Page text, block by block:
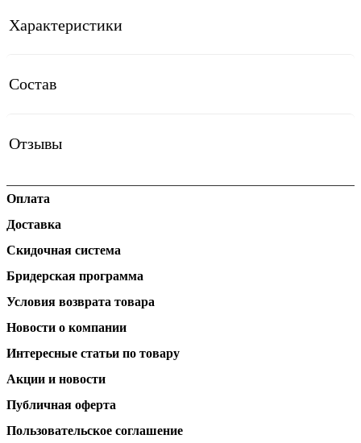
Характеристики
Состав
Отзывы
Оплата
Доставка
Скидочная система
Бридерская программа
Условия возврата товара
Новости о компании
Интересные статьи по товару
Акции и новости
Публичная оферта
Пользовательское соглашение